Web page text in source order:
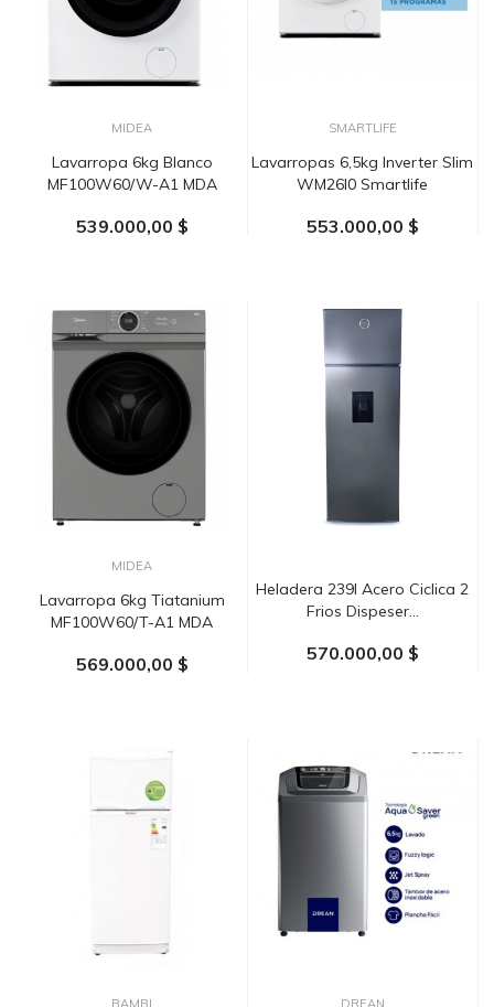
MIDEA
Lavarropa 6kg Blanco
MF100W60/W-A1 MDA
539.000,00 $
SMARTLIFE
Lavarropas 6,5kg Inverter Slim
WM26I0 Smartlife
553.000,00 $
MIDEA
Lavarropa 6kg Tiatanium
MF100W60/T-A1 MDA
569.000,00 $
Heladera 239l Acero Ciclica 2
Frios Dispeser...
570.000,00 $
BAMBI DREAN